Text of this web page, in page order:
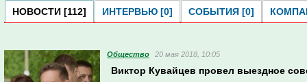
НОВОСТИ [112] ИНТЕРВЬЮ [0] СОБЫТИЯ [0]
Общество 20 мая 2018, 10:05
Виктор Кувайцев провел выездное